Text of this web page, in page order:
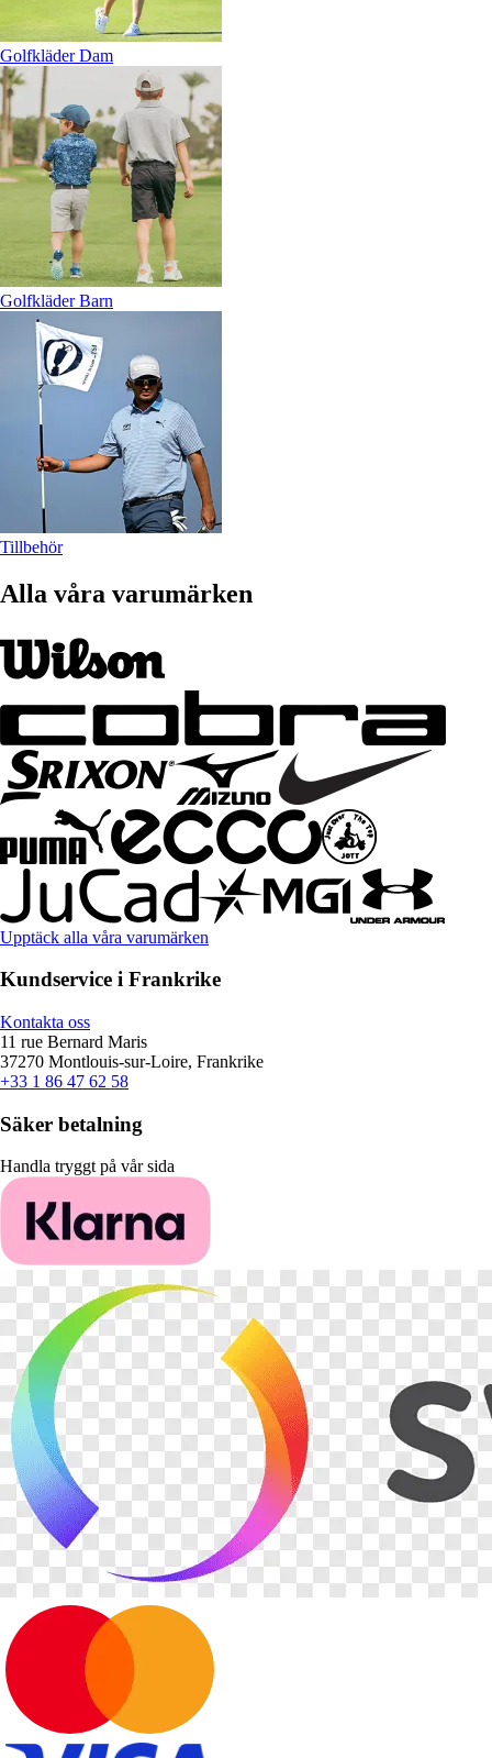
Golfkläder Dam
Golfkläder Barn
Tillbehör
Alla våra varumärken
Upptäck alla våra varumärken
Kundservice i Frankrike
Kontakta oss
11 rue Bernard Maris
37270 Montlouis-sur-Loire, Frankrike
+33 1 86 47 62 58
Säker betalning
Handla tryggt på vår sida